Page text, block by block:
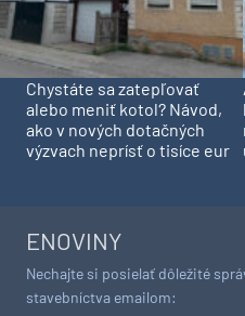
Chystáte sa zatepľovať
alebo meniť kotol? Návod,
ako v nových dotačných
výzvach neprísť o tisíce eur
ENOVINY
Nechajte si posielať dôležité
stavebníctva emailom: